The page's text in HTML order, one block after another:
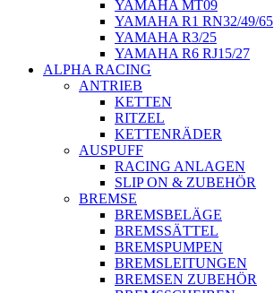
YAMAHA MT09
YAMAHA R1 RN32/49/65
YAMAHA R3/25
YAMAHA R6 RJ15/27
ALPHA RACING
ANTRIEB
KETTEN
RITZEL
KETTENRÄDER
AUSPUFF
RACING ANLAGEN
SLIP ON & ZUBEHÖR
BREMSE
BREMSBELÄGE
BREMSSÄTTEL
BREMSPUMPEN
BREMSLEITUNGEN
BREMSEN ZUBEHÖR